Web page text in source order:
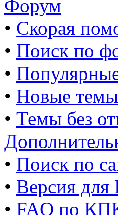
Форум
• Скорая
• Поиск по
•
• Новые темы
• Темы без
• Поиск по
• Версия
• FAQ по